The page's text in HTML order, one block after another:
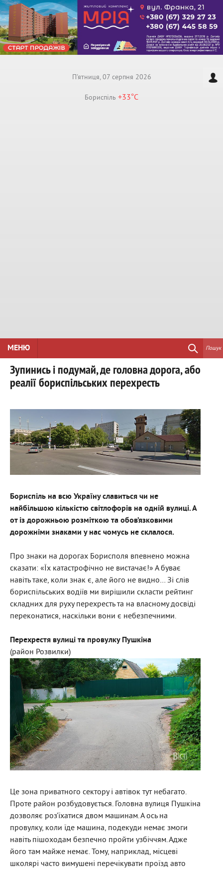
П'ятниця, 07 серпня 2026
Бориспiль +33°C
МЕНЮ Пошук
Зупинись і подумай, де головна дорога, або
реалії бориспільських перехресть
Бориспіль на всю Україну славиться чи не
найбільшою кількістю світлофорів на одній вулиці. А
от із дорожньою розміткою та обов’язковими
дорожніми знаками у нас чомусь не склалося.
Про знаки на дорогах Борисполя впевнено можна
сказати: «Їх катастрофічно не вистачає!» А буває
навіть таке, коли знак є, але його не видно… Зі слів
бориспільських водіїв ми вирішили скласти рейтинг
складних для руху перехресть та на власному досвіді
переконатися, наскільки вони є небезпечними.
Перехрестя вулиці та провулку Пушкіна
(район Розвилки)
Це зона приватного сектору і автівок тут небагато.
Проте район розбудовується. Головна вулиця Пушкіна
дозволяє роз’їхатися двом машинам. А ось на
провулку, коли їде машина, подекуди немає змоги
навіть пішоходам безпечно пройти узбіччям. Адже
його там майже немає. Тому, наприклад, місцеві
школярі часто вимушені перечікувати проїзд авто